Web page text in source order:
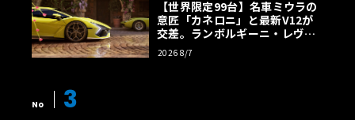
【世界限定99台】名車ミウラの
意匠「カネロニ」と最新V12が
交差。ランボルギーニ・レヴエ
ルトに60周年記念車が登場
2026 8/7
No 3